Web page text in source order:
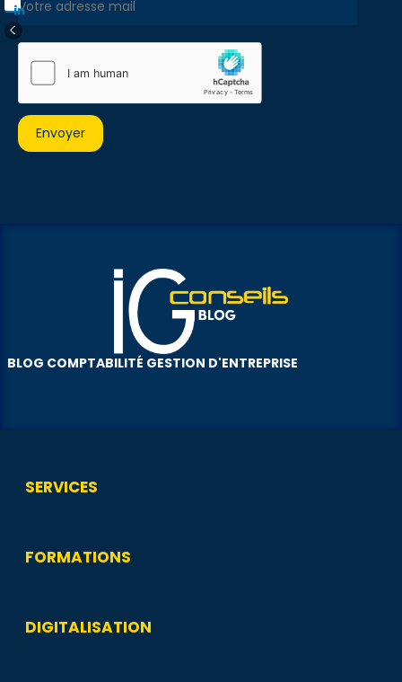
BLOG COMPTABILITÉ GESTION D'ENTREPRISE
SERVICES
FORMATIONS
DIGITALISATION